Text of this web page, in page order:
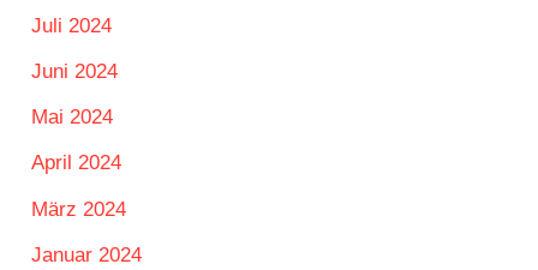
Juli 2024
Juni 2024
Mai 2024
April 2024
März 2024
Januar 2024